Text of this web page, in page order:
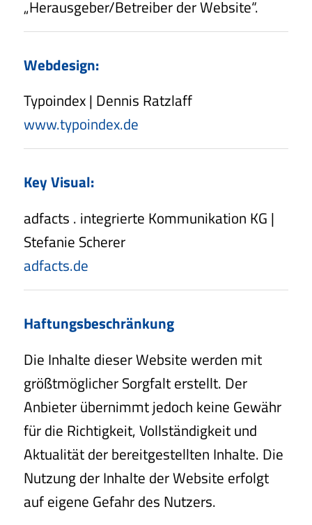
„Herausgeber/Betreiber der Website“.
Webdesign:
Typoindex | Dennis Ratzlaff
www.typoindex.de
Key Visual:
adfacts . integrierte Kommunikation KG |
Stefanie Scherer
adfacts.de
Haftungsbeschränkung
Die Inhalte dieser Website werden mit
größtmöglicher Sorgfalt erstellt. Der
Anbieter übernimmt jedoch keine Gewähr
für die Richtigkeit, Vollständigkeit und
Aktualität der bereitgestellten Inhalte. Die
Nutzung der Inhalte der Website erfolgt
auf eigene Gefahr des Nutzers.